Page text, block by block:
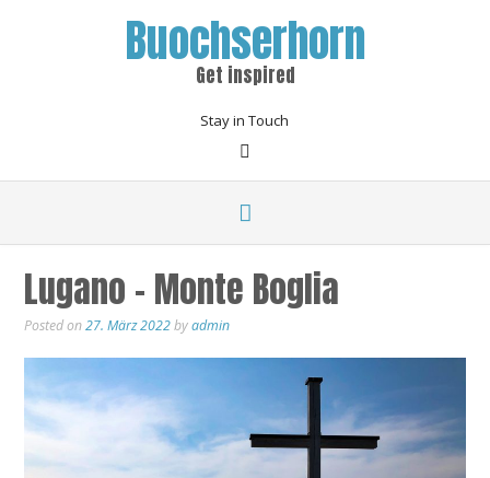
Buochserhorn
Get inspired
Stay in Touch
Lugano – Monte Boglia
Posted on27. März 2022byadmin